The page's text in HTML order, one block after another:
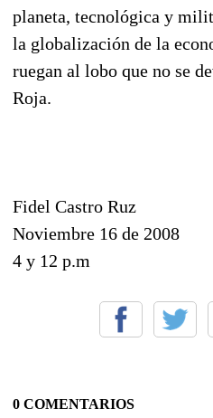
planeta, tecnológica y
la globalización de la
ruegan al lobo que no se
Roja.
Fidel Castro Ruz
Noviembre 16 de 2008
4 y 12 p.m
0 COMENTARIOS